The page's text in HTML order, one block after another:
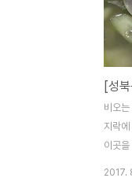
어보는
마지
와 술
다.
결 5
우미흡
만 하
[성
비오
지락
이곳
2017.